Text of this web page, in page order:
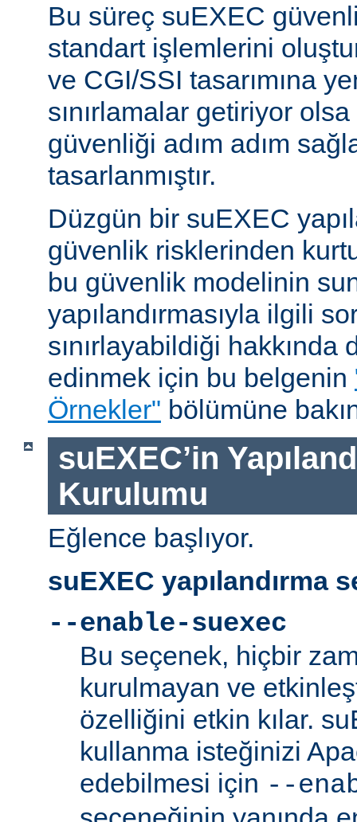
Bu süreç suEXEC
standart işlemlerini
ve CGI/SSI tasarımına
sınırlamalar getiriyor
güvenliği adım adım
tasarlanmıştır.
Düzgün bir suEXEC
güvenlik risklerinden
bu güvenlik modelinin
yapılandırmasıyla ilgili
sınırlayabildiği hakkında
edinmek için bu belgenin
Örnekler" bölümüne
suEXEC’in
Kurulumu
Eğlence başlıyor.
suEXEC yapılandırma
--enable-suexec
Bu seçenek, hiçbir
kurulmayan ve
özelliğini etkin kılar.
kullanma isteğinizi
edebilmesi için --